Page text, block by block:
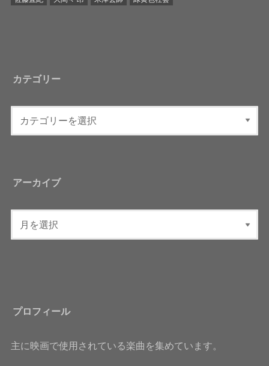
カテゴリー
アーカイブ
プロフィール
主に映画で使用されている楽曲を集めています。